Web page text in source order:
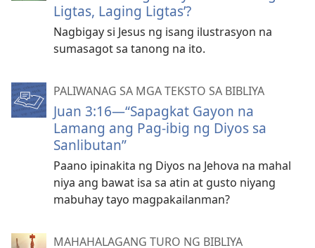
Ligtas, Laging Ligtas’?
Nagbigay si Jesus ng isang ilustrasyon na
sumasagot sa tanong na ito.
PALIWANAG SA MGA TEKSTO SA BIBLIYA
Juan 3:16—“Sapagkat Gayon na
Lamang ang Pag-ibig ng Diyos sa
Sanlibutan”
Paano ipinakita ng Diyos na Jehova na mahal
niya ang bawat isa sa atin at gusto niyang
mabuhay tayo magpakailanman?
MAHAHALAGANG TURO NG BIBLIYA